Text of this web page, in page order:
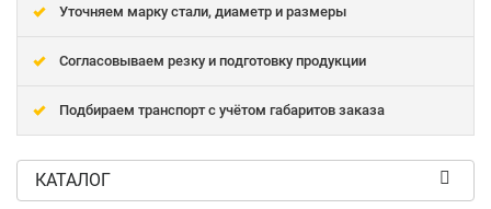
Уточняем марку стали, диаметр и размеры
Согласовываем резку и подготовку продукции
Подбираем транспорт с учётом габаритов заказа
КАТАЛОГ